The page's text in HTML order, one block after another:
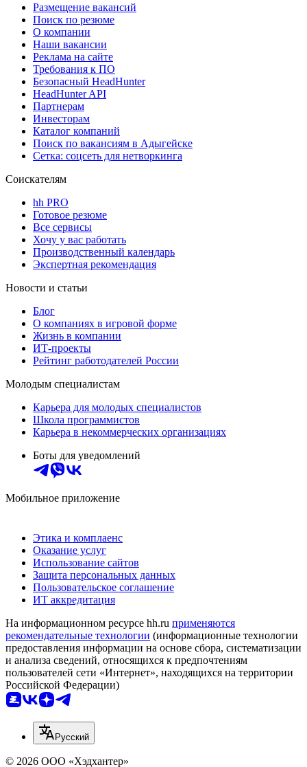
Размещение вакансий
Поиск по резюме
О компании
Наши вакансии
Реклама на сайте
Требования к ПО
Безопасный HeadHunter
HeadHunter API
Партнерам
Инвесторам
Каталог компаний
Поиск по вакансиям в Адыгейске
Сетка: соцсеть для нетворкинга
Соискателям
hh PRO
Готовое резюме
Все сервисы
Хочу у вас работать
Производственный календарь
Экспертная рекомендация
Новости и статьи
Блог
О компаниях в игровой форме
Жизнь в компании
ИТ-проекты
Рейтинг работодателей России
Молодым специалистам
Карьера для молодых специалистов
Школа программистов
Карьера в некоммерческих организациях
Боты для уведомлений
Мобильное приложение
Этика и комплаенс
Оказание услуг
Использование сайтов
Защита персональных данных
Пользовательское соглашение
ИТ аккредитация
На информационном ресурсе hh.ru применяются
рекомендательные технологии (информационные технологии
предоставления информации на основе сбора, систематизации
и анализа сведений, относящихся к предпочтениям
пользователей сети «Интернет», находящихся на территории
Российской Федерации)
Русский
© 2026 ООО «Хэдхантер»